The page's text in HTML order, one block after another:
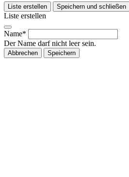
Liste erstellen Speichern und schließen
Liste erstellen
Name*
Der Name darf nicht leer sein.
Abbrechen Speichern